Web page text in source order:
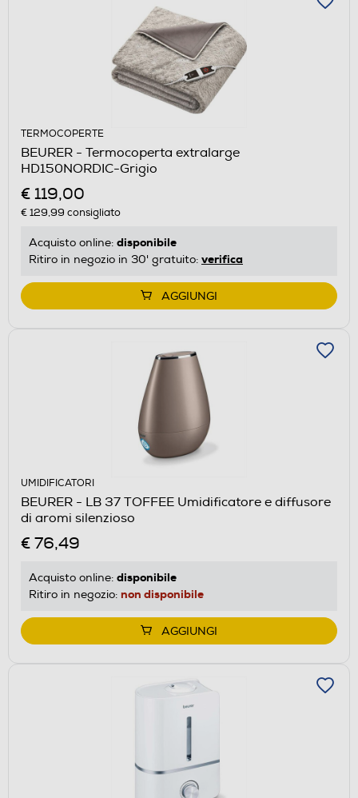
TERMOCOPERTE
BEURER - Termocoperta extralarge
HD150NORDIC-Grigio
€ 119,00
€ 129,99 consigliato
Acquisto online: disponibile
Ritiro in negozio in 30' gratuito: verifica
AGGIUNGI
UMIDIFICATORI
BEURER - LB 37 TOFFEE Umidificatore e diffusore
di aromi silenzioso
€ 76,49
Acquisto online: disponibile
Ritiro in negozio: non disponibile
AGGIUNGI